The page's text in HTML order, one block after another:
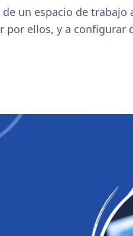
un espacio de
por ellos, y a